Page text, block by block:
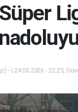
- | 24.05.2026 - 22:25,